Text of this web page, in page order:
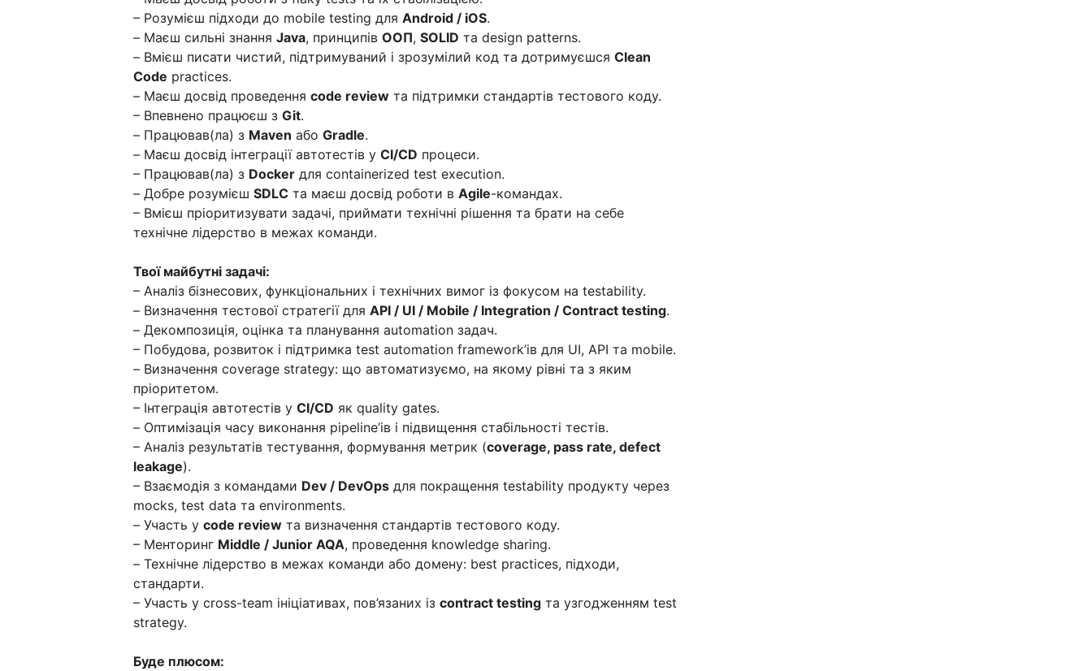
– Розумієш підходи до mobile testing для Android / iOS.
– Маєш сильні знання Java, принципів ООП, SOLID та design patterns.
– Вмієш писати чистий, підтримуваний і зрозумілий код та дотримуєшся Clean
Code practices.
– Маєш досвід проведення code review та підтримки стандартів тестового коду.
– Впевнено працюєш з Git.
– Працював(ла) з Maven або Gradle.
– Маєш досвід інтеграції автотестів у CI/CD процеси.
– Працював(ла) з Docker для containerized test execution.
– Добре розумієш SDLC та маєш досвід роботи в Agile-командах.
– Вмієш пріоритизувати задачі, приймати технічні рішення та брати на себе
технічне лідерство в межах команди.
Твої майбутні задачі:
– Аналіз бізнесових, функціональних і технічних вимог із фокусом на testability.
– Визначення тестової стратегії для API / UI / Mobile / Integration / Contract testing.
– Декомпозиція, оцінка та планування automation задач.
– Побудова, розвиток і підтримка test automation framework’ів для UI, API та mobile.
– Визначення coverage strategy: що автоматизуємо, на якому рівні та з яким
пріоритетом.
– Інтеграція автотестів у CI/CD як quality gates.
– Оптимізація часу виконання pipeline’ів і підвищення стабільності тестів.
– Аналіз результатів тестування, формування метрик (coverage, pass rate, defect
leakage).
– Взаємодія з командами Dev / DevOps для покращення testability продукту через
mocks, test data та environments.
– Участь у code review та визначення стандартів тестового коду.
– Менторинг Middle / Junior AQA, проведення knowledge sharing.
– Технічне лідерство в межах команди або домену: best practices, підходи,
стандарти.
– Участь у cross-team ініціативах, пов’язаних із contract testing та узгодженням test
strategy.
Буде плюсом: